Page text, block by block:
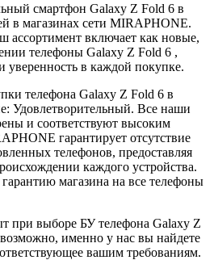
смартфон Galaxy Z Fold 6 в
в магазинах сети MIRAPHONE.
ассортимент включает как новые,
телефоны Galaxy Z Fold 6 ,
уверенность в каждой покупке.
телефона Galaxy Z Fold 6 в
Удовлетворительный. Все наши
и соответствуют высоким
гарантирует отсутствие
телефонов, предоставляя
каждого устройства.
магазина на все телефоны
при выборе БУ телефона Galaxy Z
именно у нас вы найдете
вашим требованиям.